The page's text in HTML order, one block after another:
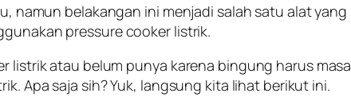
namun belakangan ini menjadi salah satu alat
pressure cooker listrik.
atau belum punya karena bingung harus
Apa saja sih? Yuk, langsung kita lihat berikut ini.